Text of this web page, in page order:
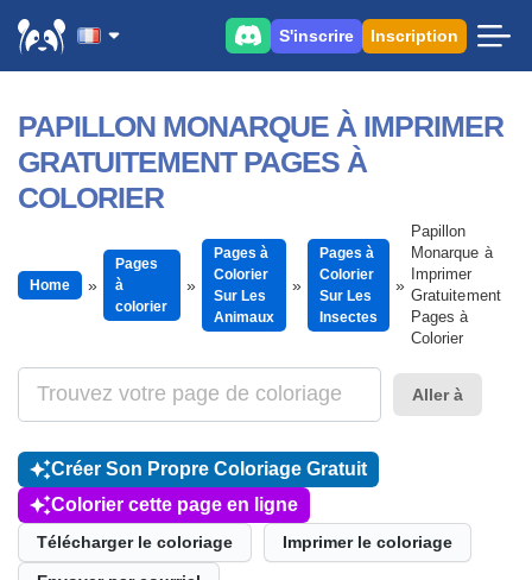
S'inscrire Inscription
PAPILLON MONARQUE À IMPRIMER
GRATUITEMENT PAGES À
COLORIER
Home
Pages
à
colorier
Pages à
Colorier
Sur Les
Animaux
Pages à
Colorier
Sur Les
Insectes
Papillon
Monarque à
Imprimer
Gratuitement
Pages à
Colorier
Aller à
Créer Son Propre Coloriage Gratuit
Colorier cette page en ligne
Télécharger le coloriage Imprimer le coloriage